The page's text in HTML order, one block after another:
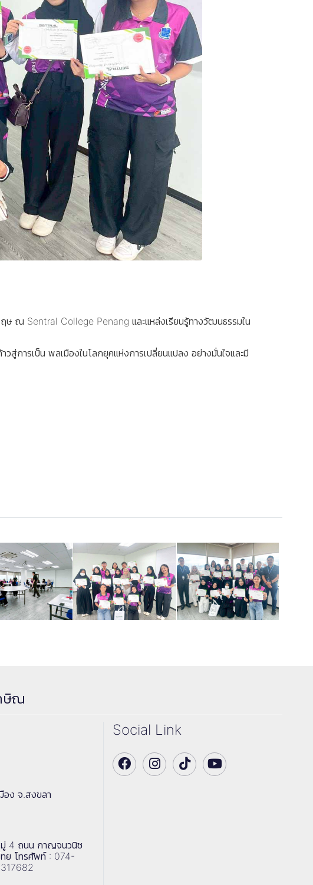
ษ ณ Sentral College Penang และแหล่งเรียนรู้ทางวัฒนธรรมใน
การเป็น พลเมืองในโลกยุคแห่งการเปลี่ยนแปลง อย่างมั่นใจและมี
ษิณ
อง จ.สงขลา
มู่ 4 ถนน กาญจนวนิช
ทย โทรศัพท์ : 074-
Social Link